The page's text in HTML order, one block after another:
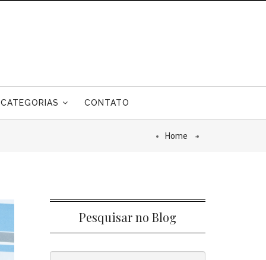
CATEGORIAS CONTATO
Home
Pesquisar no Blog